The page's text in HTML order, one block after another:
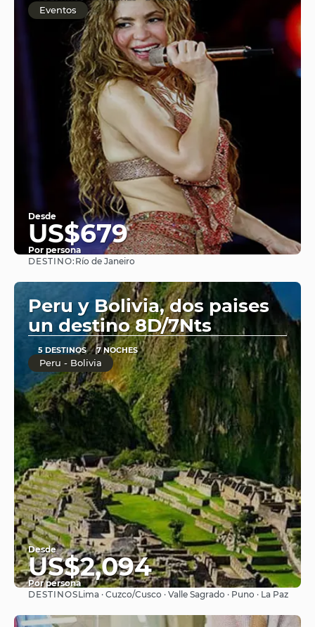
Eventos
Desde
US$679
Por persona
DESTINO: Río de Janeiro
Peru y Bolivia, dos paises
un destino 8D/7Nts
5 DESTINOS 7 NOCHES
Peru - Bolivia
Desde
US$2,094
Por persona
Ver
DESTINOSLima · Cuzco/Cusco · Valle Sagrado · Puno · La Paz